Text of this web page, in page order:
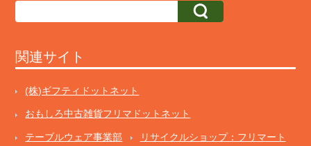
関連サイト
(株)ギフティドットネット
おもしろ中古雑貨フリマドットネット
テーブルウェア事業部 リサイクルショップ：フリマート